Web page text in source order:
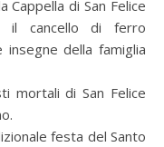
Cappella di San Felice
il cancello di ferro
della famiglia
mortali di San Felice
festa del Santo